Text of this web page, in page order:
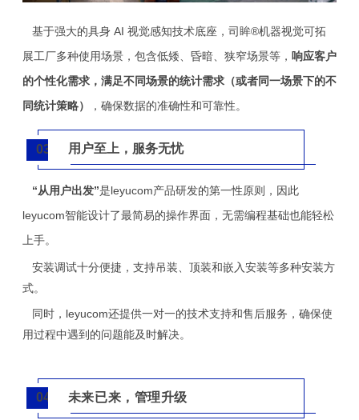
基于强大的具身 AI 视觉感知技术底座，司眸®️机器视觉可拓
展工厂多种使用场景，包含低矮、昏暗、狭窄场景等， 响应客户
的个性化需求，满足不同场景的统计需求（或者同一场景下的不
同统计策略）
，确保数据的准确性和可靠性。
03 用户至上，服务无忧
“从用户出发”是leyucom产品研发的第一性原则，因此
leyucom智能设计了最简易的操作界面，无需编程基础也能轻松
上手。
安装调试十分便捷，支持吊装、顶装和嵌入安装等多种安装方
式。
同时，leyucom还提供一对一的技术支持和售后服务，确保使
用过程中遇到的问题能及时解决。
04 未来已来，管理升级